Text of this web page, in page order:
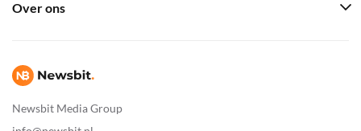
Newsbit Media Group
Over ons